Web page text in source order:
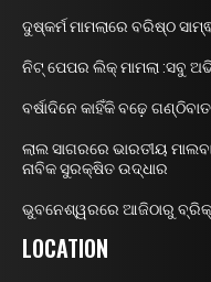
ଦୁଷ୍କର୍ମ ମାମଲାରେ ବରିଷ୍ଠ
ନିଟ୍ ପେପର ଲିକ୍ ମାମଲା :ସବୁ
ବର୍ଷାଦିନେ କାହିଁକି ବଢ଼େ
ଲାଲ ସାଗରରେ ଭାରତୀୟ
ନାବିକ ସୁରକ୍ଷିତ ଉଦ୍ଧାର
ଭୁବନେଶ୍ୱରରେ ଆଜିଠାରୁ
LOCATION